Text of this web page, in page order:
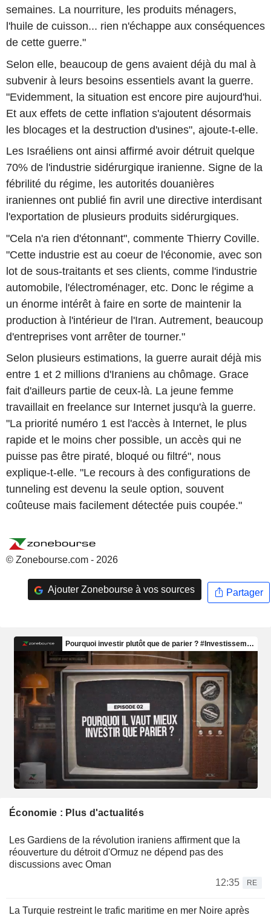
semaines. La nourriture, les produits ménagers,
l'huile de cuisson... rien n'échappe aux conséquences
de cette guerre."
Selon elle, beaucoup de gens avaient déjà du mal à
subvenir à leurs besoins essentiels avant la guerre.
"Evidemment, la situation est encore pire aujourd'hui.
Et aux effets de cette inflation s'ajoutent désormais
les blocages et la destruction d'usines", ajoute-t-elle.
Les Israéliens ont ainsi affirmé avoir détruit quelque
70% de l'industrie sidérurgique iranienne. Signe de la
fébrilité du régime, les autorités douanières
iraniennes ont publié fin avril une directive interdisant
l'exportation de plusieurs produits sidérurgiques.
"Cela n'a rien d'étonnant", commente Thierry Coville.
"Cette industrie est au coeur de l'économie, avec son
lot de sous-traitants et ses clients, comme l'industrie
automobile, l'électroménager, etc. Donc le régime a
un énorme intérêt à faire en sorte de maintenir la
production à l'intérieur de l'Iran. Autrement, beaucoup
d'entreprises vont arrêter de tourner."
Selon plusieurs estimations, la guerre aurait déjà mis
entre 1 et 2 millions d'Iraniens au chômage. Grace
fait d'ailleurs partie de ceux-là. La jeune femme
travaillait en freelance sur Internet jusqu'à la guerre.
"La priorité numéro 1 est l'accès à Internet, le plus
rapide et le moins cher possible, un accès qui ne
puisse pas être piraté, bloqué ou filtré", nous
explique-t-elle. "Le recours à des configurations de
tunneling est devenu la seule option, souvent
coûteuse mais facilement détectée puis coupée."
© Zonebourse.com - 2026
Ajouter Zonebourse à vos sources Partager
Économie : Plus d'actualités
Les Gardiens de la révolution iraniens affirment que la
réouverture du détroit d'Ormuz ne dépend pas des
discussions avec Oman
12:35
RE
La Turquie restreint le trafic maritime en mer Noire après